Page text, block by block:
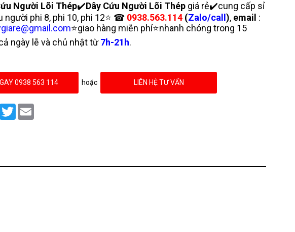
Người Lõi Thép✔️Dây Cứu Người Lõi Thép giá rẻ✔️cung cấp sỉ
người phi 8, phi 10, phi 12⭐ ☎ 0938.563.114 (Zalo/call ), email :
⭐giao hàng miễn phí⭐nhanh chóng trong 15
ngày lễ và chủ nhật từ7h-21h.
0938 563 114 hoặc LIÊN HỆ TƯ VẤN
Facebook
Twitter